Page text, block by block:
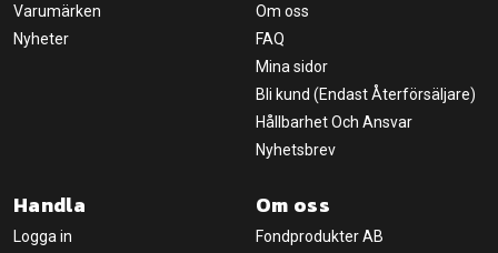
Varumärken
Nyheter
Om oss
FAQ
Mina sidor
Bli kund (Endast Återförsäljare)
Hållbarhet Och Ansvar
Nyhetsbrev
Handla
Logga in
Om oss
Fondprodukter AB